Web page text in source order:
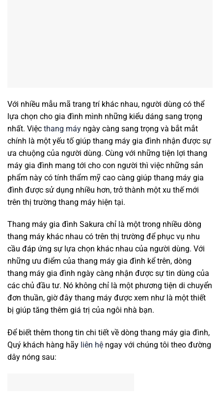
Với nhiều mẫu mã trang trí khác nhau, người dùng có thể
lựa chọn cho gia đình mình những kiểu dáng sang trọng
nhất. Việc thang máy ngày càng sang trọng và bắt mắt
chính là một yếu tố giúp thang máy gia đình nhận được sự
ưa chuộng của người dùng. Cùng với những tiện lợi thang
máy gia đình mang tới cho con người thì việc những sản
phẩm này có tính thẩm mỹ cao càng giúp thang máy gia
đình được sử dụng nhiều hơn, trở thành một xu thế mới
trên thị trường thang máy hiện tại.
Thang máy gia đình Sakura chỉ là một trong nhiều dòng
thang máy khác nhau có trên thị trường để phục vụ nhu
cầu đáp ứng sự lựa chọn khác nhau của người dùng. Với
những ưu điểm của thang máy gia đình kể trên, dòng
thang máy gia đình ngày càng nhận được sự tin dùng của
các chủ đầu tư. Nó không chỉ là một phương tiện di chuyển
đơn thuần, giờ đây thang máy được xem như là một thiết
bị giúp tăng thêm giá trị của ngôi nhà bạn.
Để biết thêm thong tin chi tiết về dòng thang máy gia đình,
Quý khách hàng hãy liên hệ ngay với chúng tôi theo đường
dây nóng sau: